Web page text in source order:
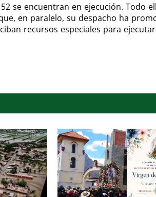
se encuentran en ejecución. Todo
en paralelo, su despacho ha
recursos especiales para